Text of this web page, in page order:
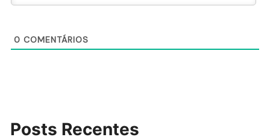
0 COMENTÁRIOS
Posts Recentes